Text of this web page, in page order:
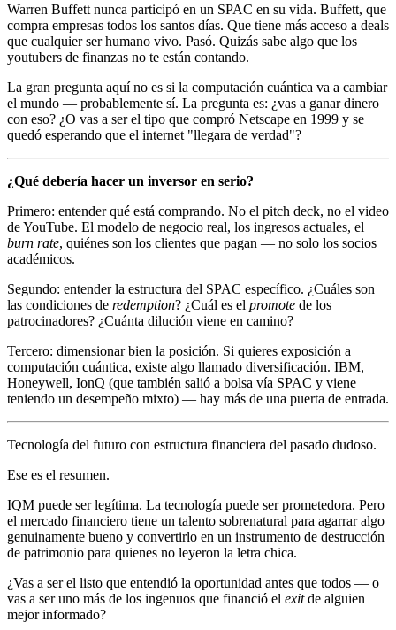
Warren Buffett nunca participó en un SPAC en su vida. Buffett, que
compra empresas todos los santos días. Que tiene más acceso a deals
que cualquier ser humano vivo. Pasó. Quizás sabe algo que los
youtubers de finanzas no te están contando.
La gran pregunta aquí no es si la computación cuántica va a cambiar
el mundo — probablemente sí. La pregunta es: ¿vas a ganar dinero
con eso? ¿O vas a ser el tipo que compró Netscape en 1999 y se
quedó esperando que el internet "llegara de verdad"?
¿Qué debería hacer un inversor en serio?
Primero: entender qué está comprando. No el pitch deck, no el video
de YouTube. El modelo de negocio real, los ingresos actuales, el
burn rate, quiénes son los clientes que pagan — no solo los socios
académicos.
Segundo: entender la estructura del SPAC específico. ¿Cuáles son
las condiciones de redemption? ¿Cuál es el promote de los
patrocinadores? ¿Cuánta dilución viene en camino?
Tercero: dimensionar bien la posición. Si quieres exposición a
computación cuántica, existe algo llamado diversificación. IBM,
Honeywell, IonQ (que también salió a bolsa vía SPAC y viene
teniendo un desempeño mixto) — hay más de una puerta de entrada.
Tecnología del futuro con estructura financiera del pasado dudoso.
Ese es el resumen.
IQM puede ser legítima. La tecnología puede ser prometedora. Pero
el mercado financiero tiene un talento sobrenatural para agarrar algo
genuinamente bueno y convertirlo en un instrumento de destrucción
de patrimonio para quienes no leyeron la letra chica.
¿Vas a ser el listo que entendió la oportunidad antes que todos — o
vas a ser uno más de los ingenuos que financió el exitde alguien
mejor informado?